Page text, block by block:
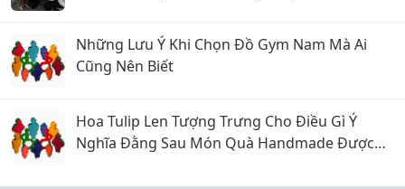
Những Lưu Ý Khi Chọn Đồ Gym Nam Mà Ai
Cũng Nên Biết
Hoa Tulip Len Tượng Trưng Cho Điều Gì Ý
Nghĩa Đằng Sau Món Quà Handmade Được